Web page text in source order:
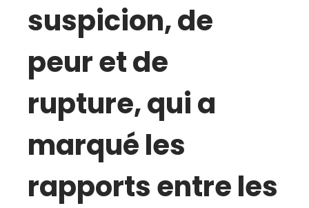
suspicion, de
peur et de
rupture, qui a
marqué les
rapports entre les